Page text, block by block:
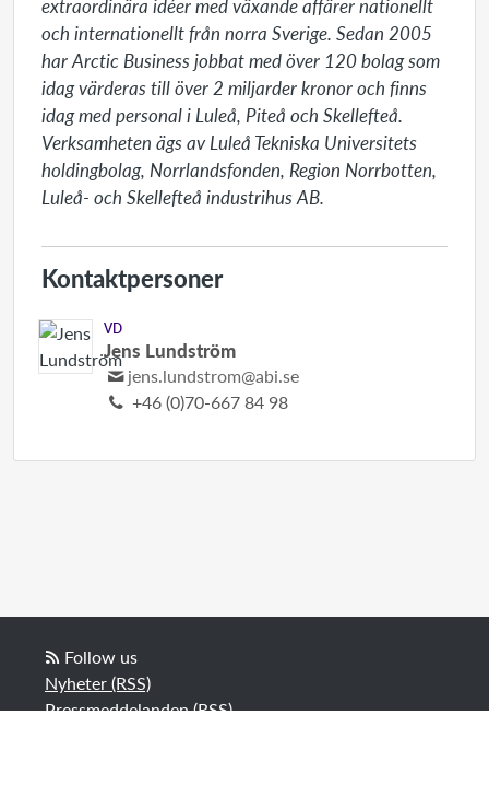
extraordinära idéer med växande affärer nationellt
och internationellt från norra Sverige. Sedan 2005
har Arctic Business jobbat med över 120 bolag som
idag värderas till över 2 miljarder kronor och finns
idag med personal i Luleå, Piteå och Skellefteå.
Verksamheten ägs av Luleå Tekniska Universitets
holdingbolag, Norrlandsfonden, Region Norrbotten,
Luleå- och Skellefteå industrihus AB.
Kontaktpersoner
VD
Jens Lundström
jens.lundstrom@abi.se
+46 (0)70-667 84 98
Follow us
Nyheter (RSS)
Pressmeddelanden (RSS)